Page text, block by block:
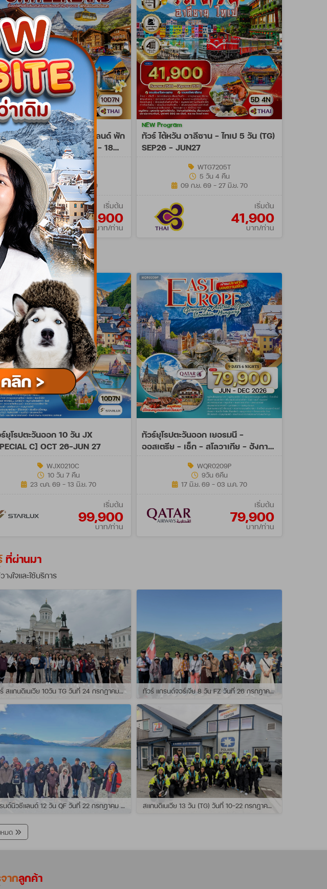
พรีเมี่ยมแกรนด์สวิตเซอร์แลนด์ พัก
งเซอร์แมท 10 วัน (TG) 09 - 18
27 [SONGKRAN]
Program
WPTG1110SK
10 วัน 7 คืน
09 เม.ย. 70 - 18 เม.ย. 70
เริ่มต้น
189,900
บาท/ท่าน
ทัวร์ ไต้หวัน อาลีซาน - ไทเป 5 วัน (TG)
SEP26 - JUN27
NEW Program
WTG7205T
5 วัน 4 คืน
09 ก.ย. 69 - 27 มิ.ย. 70
เริ่มต้น
41,900
บาท/ท่าน
ยุโรปตะวันออก 10 วัน JX
C] OCT 26-JUN 27
WJX0210C
10 วัน 7 คืน
23 ต.ค. 69 - 13 มิ.ย. 70
เริ่มต้น
99,900
บาท/ท่าน
ทัวร์ยุโรปตะวันออก เยอรมนี -
ออสเตรีย - เช็ก - สโลวาเกีย - ฮังการี
WQR0209P
9วัน 6คืน
17 มิ.ย. 69 - 03 ม.ค. 70
เริ่มต้น
79,900
บาท/ท่าน
ที่ผ่านมา
งใจและใช้บริการ
ทัวร์ สแกนดิเนเวีย 10วัน TG วันที่ 24 กรกฏาคม - 02 สิงหาคม 2569 เดินทางกับไกด์พี่ยอร์ช ทัวร์ แกรนด์จอร์เจีย 8 วัน FZ วันที่ 26 กรกฎาคม - 02 สิงหาคม 2569 เดินทางกับไกด์พี่โจ๊ก
แกรนด์นิวซีแลนด์ 12 วัน QF วันที่ 22 กรกฎาคม - 3 สิงหาคม 2569 เดินทางกับไกด์พี่โจ้ สแกนดิเนเวีย 13 วัน (TG) วันที่ 10-22 กรกฏาคม 2569 เดินทางกับไกด์พี่เต้ย
มด
ากลูกค้า